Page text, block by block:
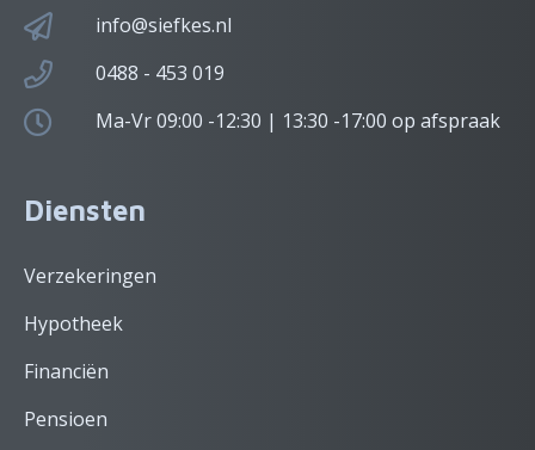
info@siefkes.nl
0488 - 453 019
Ma-Vr 09:00 -12:30 | 13:30 -17:00 op afspraak
Diensten
Verzekeringen
Hypotheek
Financiën
Pensioen